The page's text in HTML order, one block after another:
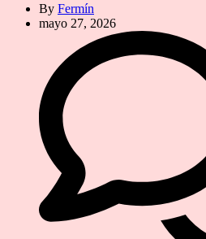
By Fermín
mayo 27, 2026